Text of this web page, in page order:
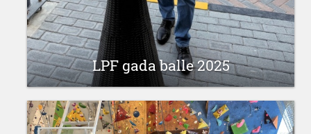
LPF gada balle 2025
11 februāris 2026